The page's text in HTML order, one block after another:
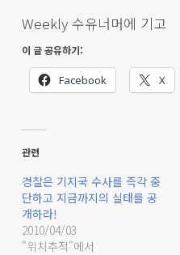
Weekly 수유너머에 기고
이 글 공유하기:
Facebook X
관련
경찰은 기지국 수사를 즉각 중
단하고 지금까지의 실태를 공
개하라!
2010/04/03
"위치추적"에서